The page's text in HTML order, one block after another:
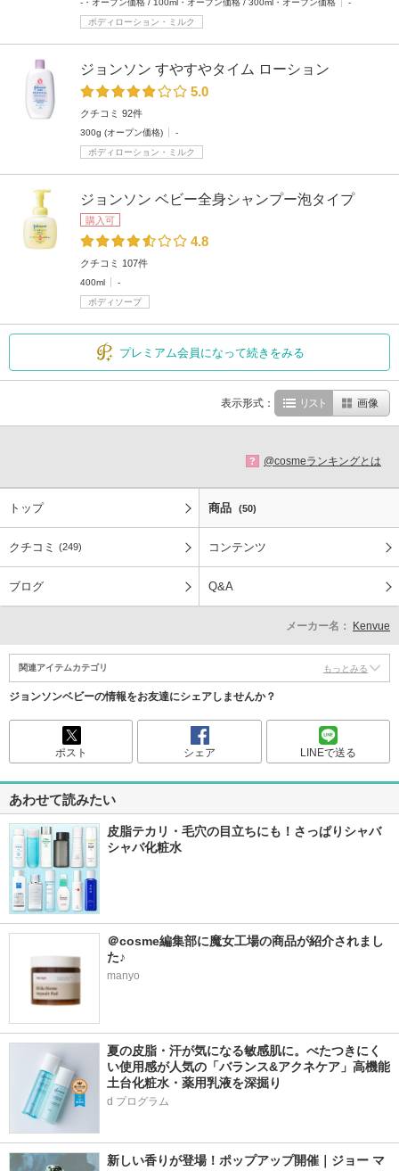
-・オープン価格 / 100ml・オープン価格 / 300ml・オープン価格
-
ボディローション・ミルク
ジョンソン すやすやタイム ローション
5.0
クチコミ 92件
300g (オープン価格)
-
ボディローション・ミルク
ジョンソン ベビー全身シャンプー泡タイプ
購入可
4.8
クチコミ 107件
400ml
-
ボディソープ
プレミアム会員になって続きをみる
表示形式： リスト 画像
? @cosmeランキングとは
トップ 商品 (50)
クチコミ (249) コンテンツ
ブログ Q&A
メーカー名： Kenvue
関連アイテムカテゴリ もっとみる
ジョンソンベビーの情報をお友達にシェアしませんか？
ポスト シェア LINEで送る
あわせて読みたい
皮脂テカリ・毛穴の目立ちにも！さっぱりシャバ
シャバ化粧水
＠cosme編集部に魔女工場の商品が紹介されまし
た♪
manyo
夏の皮脂・汗が気になる敏感肌に。べたつきにく
い使用感が人気の「バランス&アクネケア」高機能
土台化粧水・薬用乳液を深掘り
d プログラム
新しい香りが登場！ポップアップ開催｜ジョー マ